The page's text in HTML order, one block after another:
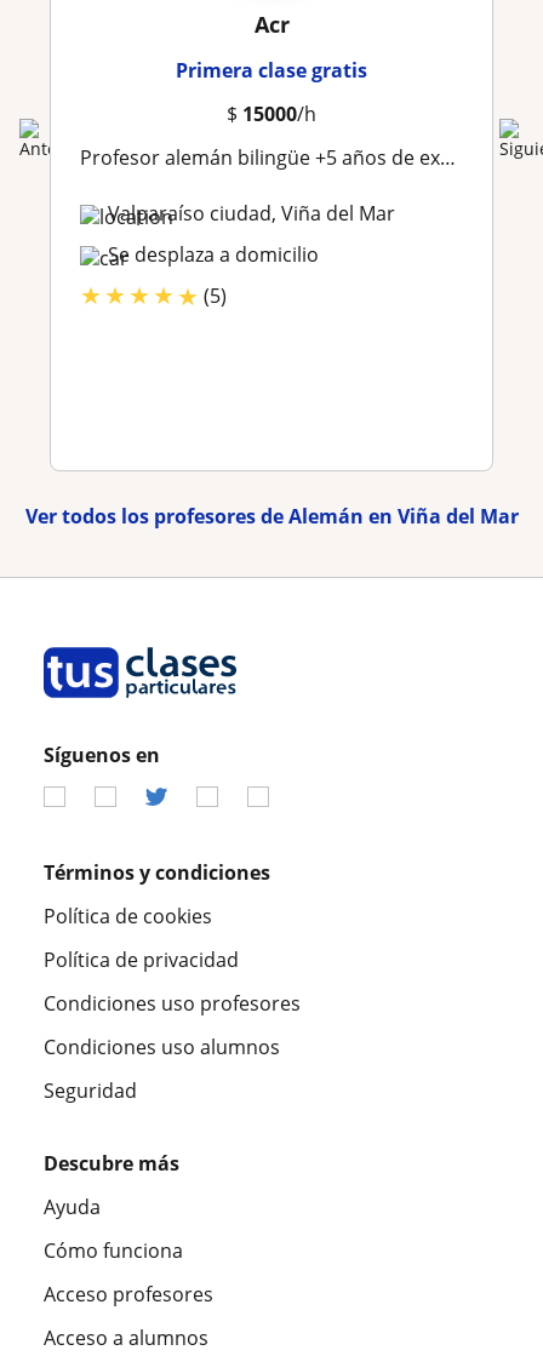
Acr
Primera clase gratis
$ 15000/h
Profesor alemán bilingüe +5 años de experiencia
Valparaíso ciudad, Viña del Mar
Se desplaza a domicilio
★★★★★ (5)
Ver todos los profesores de Alemán en Viña del Mar
Síguenos en
Términos y condiciones
Política de cookies
Política de privacidad
Condiciones uso profesores
Condiciones uso alumnos
Seguridad
Descubre más
Ayuda
Cómo funciona
Acceso profesores
Acceso a alumnos